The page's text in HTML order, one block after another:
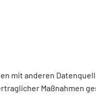
mit anderen
Maßnahmen